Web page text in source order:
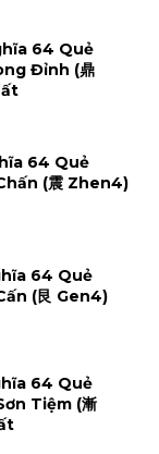
64 Quẻ
Đỉnh (鼎
64 Quẻ
(震 Zhen4)
64 Quẻ
(艮 Gen4)
64 Quẻ
Tiệm (漸